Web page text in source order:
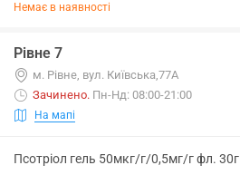
Немає в наявності
Рівне 7
м. Рівне, вул. Київська,77А
Зачинено. Пн-Нд: 08:00-21:00
На мапі
Псотріол гель 50мкг/г/0,5мг/г фл. 30г